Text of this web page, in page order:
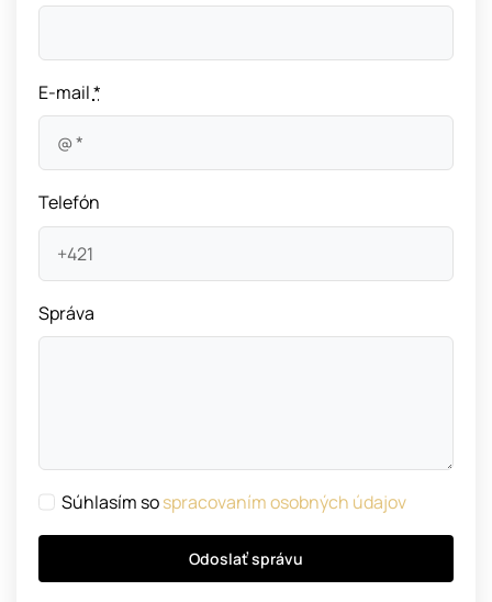
E-mail*
Telefón
Správa
Súhlasím sospracovaním osobných údajov
Odoslať správu